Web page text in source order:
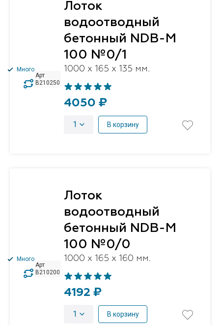
Арт
B210250
Много
Лоток
водоотводный
бетонный NDB-M
100 №0/1
1000 x 165 x 135 мм.
4050 ₽
1 В корзину
Арт
B210200
Много
Лоток
водоотводный
бетонный NDB-M
100 №0/0
1000 x 165 x 160 мм.
4192 ₽
1 В корзину